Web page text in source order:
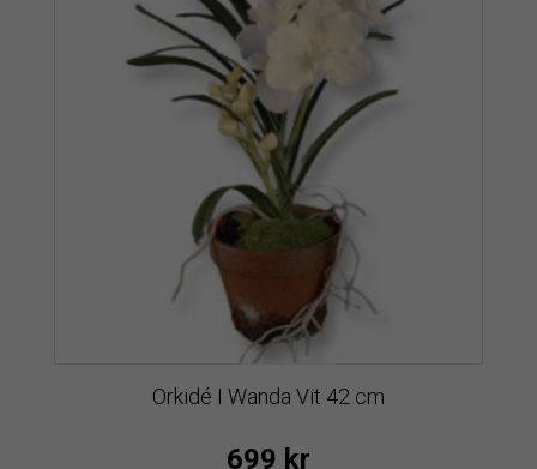
Orkidé I Wanda Vit 42 cm
699 kr